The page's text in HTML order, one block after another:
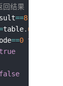
回结果
==8
table. unpack
==0 then
true
false